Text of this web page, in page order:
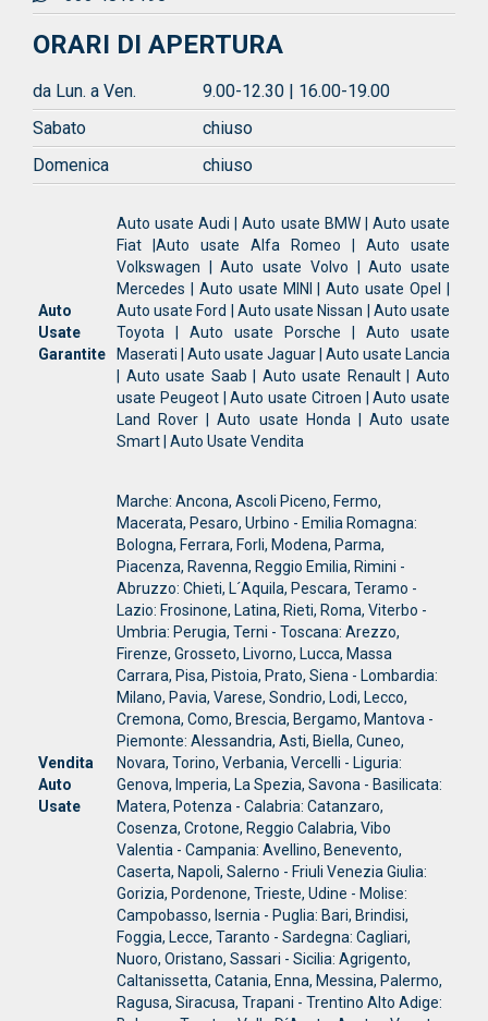
ORARI DI APERTURA
da Lun. a Ven.
9.00-12.30 | 16.00-19.00
Sabato
chiuso
Domenica
chiuso
Auto
Usate
Garantite
Auto usate Audi | Auto usate BMW | Auto usate
Fiat |Auto usate Alfa Romeo | Auto usate
Volkswagen | Auto usate Volvo | Auto usate
Mercedes | Auto usate MINI | Auto usate Opel |
Auto usate Ford | Auto usate Nissan | Auto usate
Toyota | Auto usate Porsche | Auto usate
Maserati | Auto usate Jaguar | Auto usate Lancia
| Auto usate Saab | Auto usate Renault | Auto
usate Peugeot | Auto usate Citroen | Auto usate
Land Rover | Auto usate Honda | Auto usate
Smart | Auto Usate Vendita
Vendita
Auto
Usate
Marche: Ancona, Ascoli Piceno, Fermo,
Macerata, Pesaro, Urbino - Emilia Romagna:
Bologna, Ferrara, Forli, Modena, Parma,
Piacenza, Ravenna, Reggio Emilia, Rimini -
Abruzzo: Chieti, L´Aquila, Pescara, Teramo -
Lazio: Frosinone, Latina, Rieti, Roma, Viterbo -
Umbria: Perugia, Terni - Toscana: Arezzo,
Firenze, Grosseto, Livorno, Lucca, Massa
Carrara, Pisa, Pistoia, Prato, Siena - Lombardia:
Milano, Pavia, Varese, Sondrio, Lodi, Lecco,
Cremona, Como, Brescia, Bergamo, Mantova -
Piemonte: Alessandria, Asti, Biella, Cuneo,
Novara, Torino, Verbania, Vercelli - Liguria:
Genova, Imperia, La Spezia, Savona - Basilicata:
Matera, Potenza - Calabria: Catanzaro,
Cosenza, Crotone, Reggio Calabria, Vibo
Valentia - Campania: Avellino, Benevento,
Caserta, Napoli, Salerno - Friuli Venezia Giulia:
Gorizia, Pordenone, Trieste, Udine - Molise:
Campobasso, Isernia - Puglia: Bari, Brindisi,
Foggia, Lecce, Taranto - Sardegna: Cagliari,
Nuoro, Oristano, Sassari - Sicilia: Agrigento,
Caltanissetta, Catania, Enna, Messina, Palermo,
Ragusa, Siracusa, Trapani - Trentino Alto Adige: